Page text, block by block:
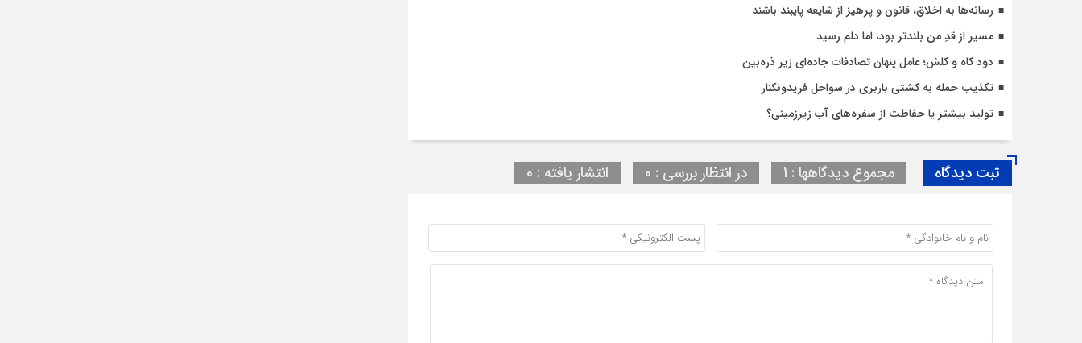
رسانه‌ها به اخلاق، قانون و پرهیز از شایعه پایبند باشند
مسیر از قدِ من بلندتر بود، اما دلم رسید
دود کاه و کلش؛ عامل پنهان تصادفات جاده‌ای زیر ذره‌بین
تکذیب حمله به کشتی باربری در سواحل فریدونکنار
تولید بیشتر یا حفاظت از سفره‌های آب زیرزمینی؟
ثبت دیدگاه مجموع دیدگاهها : 1 در انتظار بررسی : 0 انتشار یافته : 0